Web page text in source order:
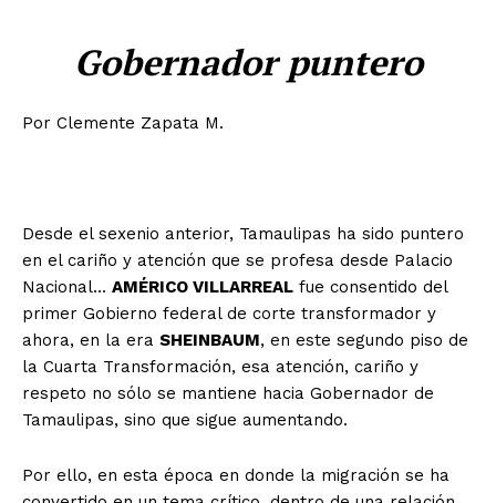
Gobernador puntero
Por Clemente Zapata M.
Desde el sexenio anterior, Tamaulipas ha sido puntero
en el cariño y atención que se profesa desde Palacio
Nacional… AMÉRICO VILLARREAL fue consentido del
primer Gobierno federal de corte transformador y
ahora, en la era SHEINBAUM, en este segundo piso de
la Cuarta Transformación, esa atención, cariño y
respeto no sólo se mantiene hacia Gobernador de
Tamaulipas, sino que sigue aumentando.
Por ello, en esta época en donde la migración se ha